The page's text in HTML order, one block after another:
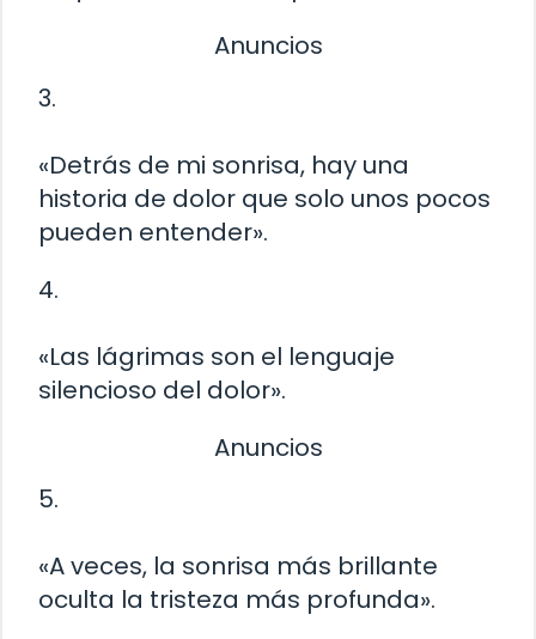
Anuncios
3.
«Detrás de mi sonrisa, hay una
historia de dolor que solo unos pocos
pueden entender».
4.
«Las lágrimas son el lenguaje
silencioso del dolor».
Anuncios
5.
«A veces, la sonrisa más brillante
oculta la tristeza más profunda».